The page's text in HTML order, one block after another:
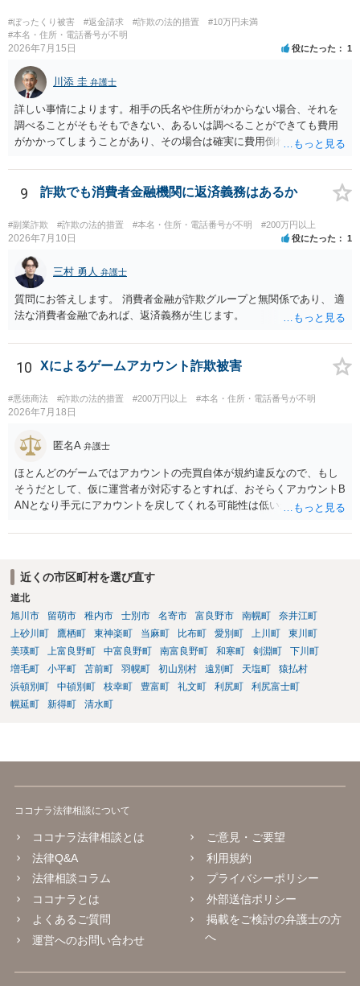
#ぼったくり被害 #返金請求 #詐欺の法的措置
#10万円未満
#本名・住所・電話番号が不明
2026年7月15日 役にたった 1
川添 圭 弁護士
詳しい事情によります。相手の氏名や住所がわからない場合、それを
調べることがそもそもできない、あるいは調べることができても費用
がかかってしまうことがあり、その場合は確実に費用倒れになりそう
9 詐欺でも消費者金融機関に返済義務はあるか
#副業詐欺 #詐欺の法的措置 #本名・住所・電話番号が不明 #200万円以上
2026年7月10日 役にたった 1
三村 勇人 弁護士
質問にお答えします。 消費者金融が詐欺グループと無関係であり、 適
法な消費者金融であれば、返済義務が生じます。
10 Xによるゲームアカウント詐欺被害
#悪徳商法 #詐欺の法的措置 #200万円以上 #本名・住所・電話番号が不明
2026年7月18日
匿名A 弁護士
ほとんどのゲームではアカウントの売買自体が規約違反なので、もし
そうだとして、仮に運営者が対応するとすれば、おそらくアカウントB
ANとなり手元にアカウントを戻してくれる可能性は低いかもしれませ
絶）を食らう可能性があります。RMTが許されているゲーム（海外の
変わるかもしれませんが…
近くの市区町村を選び直す
道北
旭川市
留萌市 稚内市 士別市 名寄市 富良野市 南幌町
奈井江町
上砂川町
鷹栖町 東神楽町 当麻町 比布町 愛別町 上川町
東川町
美瑛町
上富良野町 中富良野町 南富良野町 和寒町 剣淵町
下川町
増毛町
小平町 苫前町 羽幌町 初山別村 遠別町 天塩町
猿払村
浜頓別町
中頓別町 枝幸町 豊富町 礼文町 利尻町
利尻富士町
幌延町
新得町 清水町
ココナラ法律相談について
ココナラ法律相談とは
法律Q&A
法律相談コラム
ココナラとは
よくあるご質問
運営へのお問い合わせ
ご意見・ご要望
利用規約
プライバシーポリシー
外部送信ポリシー
掲載をご検討の弁護士の方
へ